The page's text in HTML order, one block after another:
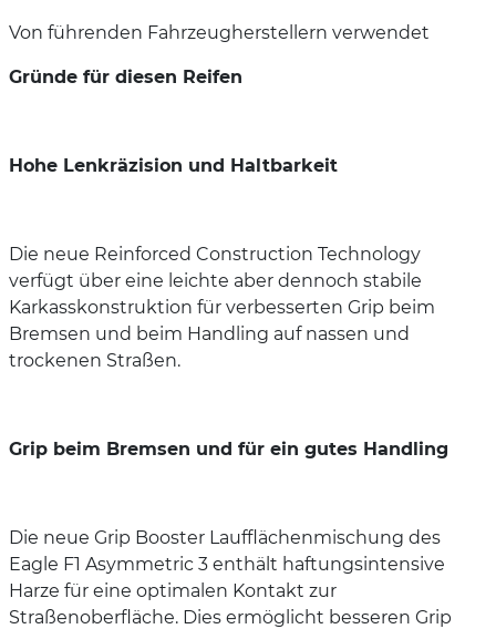
Von führenden Fahrzeugherstellern verwendet
Gründe für diesen Reifen
Hohe Lenkräzision und Haltbarkeit
Die neue Reinforced Construction Technology
verfügt über eine leichte aber dennoch stabile
Karkasskonstruktion für verbesserten Grip beim
Bremsen und beim Handling auf nassen und
trockenen Straßen.
Grip beim Bremsen und für ein gutes Handling
Die neue Grip Booster Laufflächenmischung des
Eagle F1 Asymmetric 3 enthält haftungsintensive
Harze für eine optimalen Kontakt zur
Straßenoberfläche. Dies ermöglicht besseren Grip